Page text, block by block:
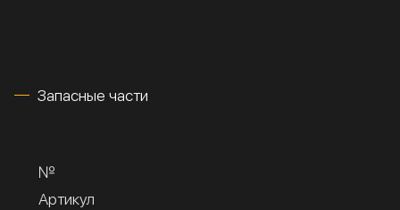
Запасные части
№
Артикул